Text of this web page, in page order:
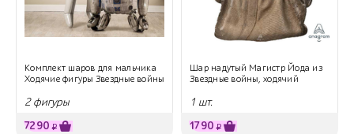
Комплект шаров для мальчика
Ходячие фигуры Звездные войны
2 фигуры
7290 ₽
Шар надутый Магистр Йода из
Звездные войны, ходячий
1 шт.
1790 ₽